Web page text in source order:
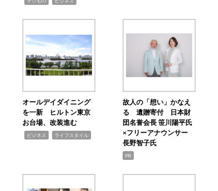
オールデイダイニング
を一新 ヒルトン東京
お台場、改装進む
ビジネス ライフスタイル
故人の「想い」かなえ
る 遺贈寄付 日本財
団名誉会長 笹川陽平氏
×フリーアナウンサー
長野智子氏
PR